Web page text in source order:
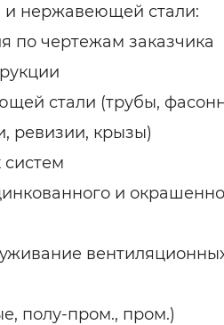
и нержавеющей стали:
по чертежам заказчика
стали (трубы,
ревизии, крызы)
и
полу-пром., пром.)